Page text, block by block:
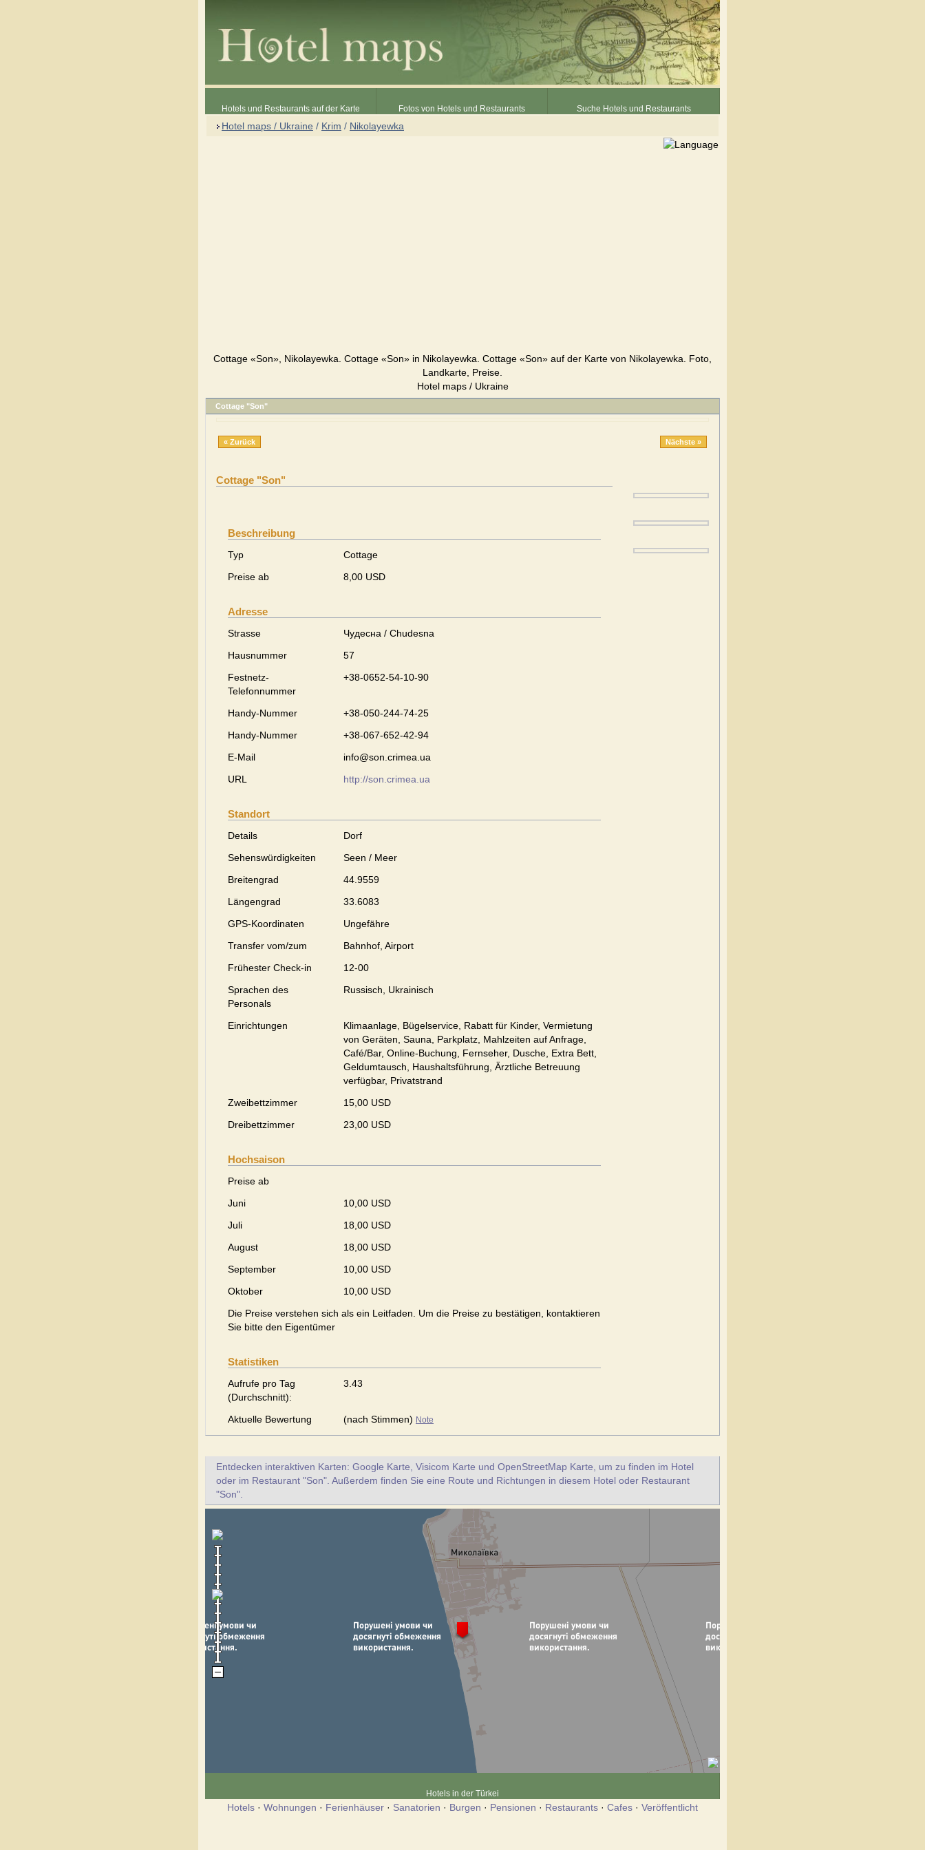
Hotels und Restaurants auf der Karte Fotos von Hotels und Restaurants Suche Hotels und Restaurants
Hotel maps / Ukraine / Krim / Nikolayewka
Cottage «Son», Nikolayewka. Cottage «Son» in Nikolayewka. Cottage «Son» auf der Karte von Nikolayewka. Foto,
Landkarte, Preise.
Hotel maps / Ukraine
Cottage "Son"
« Zurück Nächste »
Cottage "Son"
Beschreibung
Typ
Cottage
Preise ab
8,00 USD
Adresse
Strasse
Чудесна / Chudesna
Hausnummer
57
Festnetz-
Telefonnummer
+38-0652-54-10-90
Handy-Nummer
+38-050-244-74-25
Handy-Nummer
+38-067-652-42-94
E-Mail
info@son.crimea.ua
URL
http://son.crimea.ua
Standort
Details
Dorf
Sehenswürdigkeiten
Seen / Meer
Breitengrad
44.9559
Längengrad
33.6083
GPS-Koordinaten
Ungefähre
Transfer vom/zum
Bahnhof, Airport
Frühester Check-in
12-00
Sprachen des
Personals
Russisch, Ukrainisch
Einrichtungen
Klimaanlage, Bügelservice, Rabatt für Kinder, Vermietung
von Geräten, Sauna, Parkplatz, Mahlzeiten auf Anfrage,
Café/Bar, Online-Buchung, Fernseher, Dusche, Extra Bett,
Geldumtausch, Haushaltsführung, Ärztliche Betreuung
verfügbar, Privatstrand
Zweibettzimmer
15,00 USD
Dreibettzimmer
23,00 USD
Hochsaison
Preise ab
Juni
10,00 USD
Juli
18,00 USD
August
18,00 USD
September
10,00 USD
Oktober
10,00 USD
Die Preise verstehen sich als ein Leitfaden. Um die Preise zu bestätigen, kontaktieren
Sie bitte den Eigentümer
Statistiken
Aufrufe pro Tag
(Durchschnitt):
3.43
Aktuelle Bewertung (nach Stimmen) Note
Entdecken interaktiven Karten: Google Karte, Visicom Karte und OpenStreetMap Karte, um zu finden im Hotel
oder im Restaurant "Son". Außerdem finden Sie eine Route und Richtungen in diesem Hotel oder Restaurant
"Son".
Hotels in der Türkei
Hotels · Wohnungen · Ferienhäuser · Sanatorien · Burgen · Pensionen · Restaurants · Cafes · Veröffentlicht